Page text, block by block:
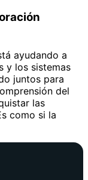
ayudando a
y los sistemas
juntos para
del
las
como si la